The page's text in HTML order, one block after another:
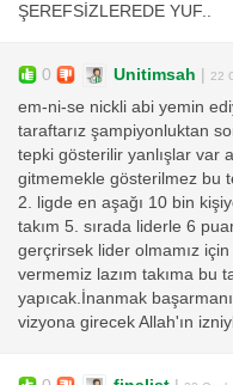
ŞEREFSİZLEREDE YUF..
0 Unitimsah | 22
em-ni-se nickli abi yemin
taraftarız şampiyonluktan
tepki gösterilir yanlışlar var
gitmemekle gösterilmez bu
2. ligde en aşağı 10 bin
takım 5. sırada liderle 6
gerçrirsek lider olmamız
vermemiz lazım takıma bu
yapıcak.İnanmak
vizyona girecek Allah'ın